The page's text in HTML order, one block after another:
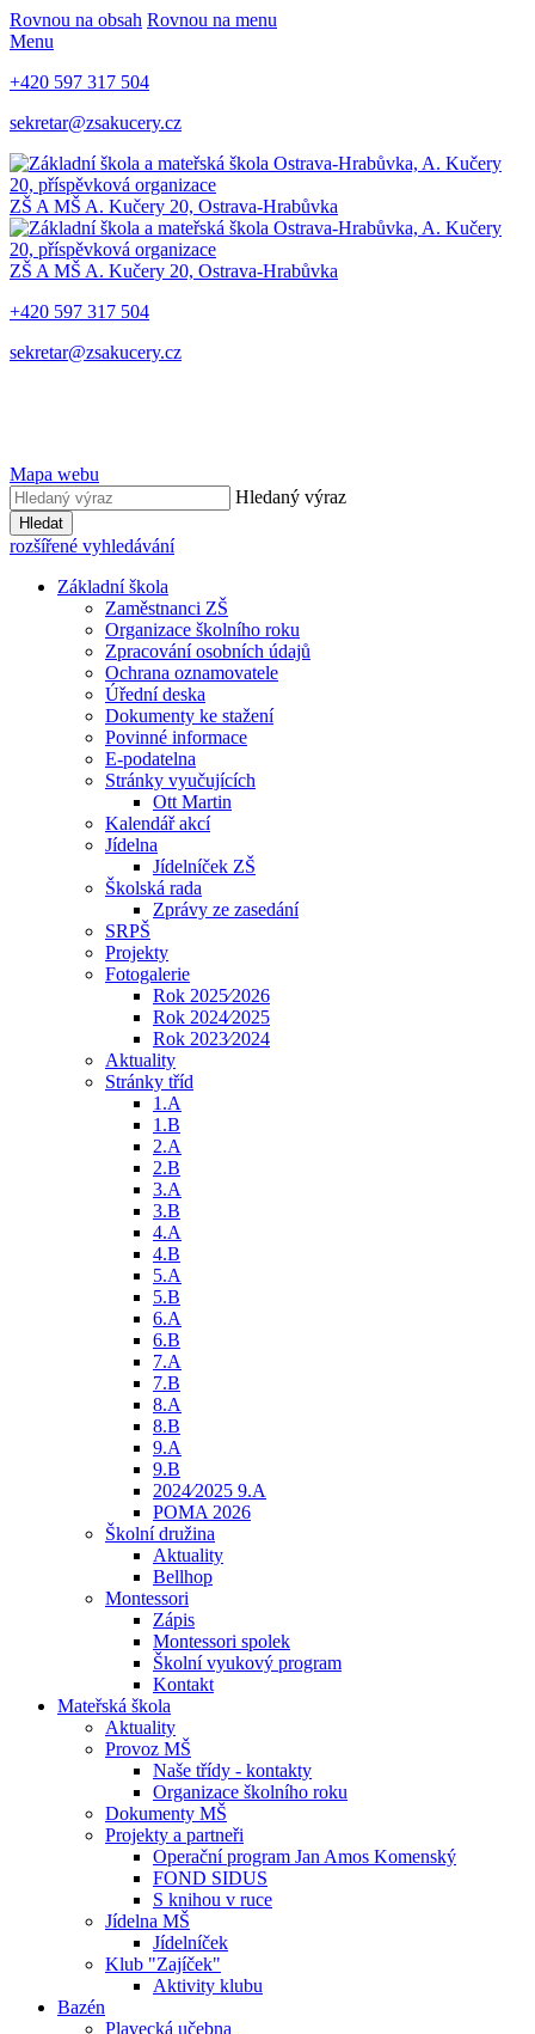
Rovnou na obsah Rovnou na menu
Menu
+420 597 317 504
sekretar@zsakucery.cz
ZŠ A MŠ A. Kučery 20, Ostrava-Hrabůvka
ZŠ A MŠ A. Kučery 20, Ostrava-Hrabůvka
+420 597 317 504
sekretar@zsakucery.cz
Mapa webu
Hledaný výraz
Hledat
rozšířené vyhledávání
Základní škola
Zaměstnanci ZŠ
Organizace školního roku
Zpracování osobních údajů
Ochrana oznamovatele
Úřední deska
Dokumenty ke stažení
Povinné informace
E-podatelna
Stránky vyučujících
Ott Martin
Kalendář akcí
Jídelna
Jídelníček ZŠ
Školská rada
Zprávy ze zasedání
SRPŠ
Projekty
Fotogalerie
Rok 2025⁄2026
Rok 2024⁄2025
Rok 2023⁄2024
Aktuality
Stránky tříd
1.A
1.B
2.A
2.B
3.A
3.B
4.A
4.B
5.A
5.B
6.A
6.B
7.A
7.B
8.A
8.B
9.A
9.B
2024⁄2025 9.A
POMA 2026
Školní družina
Aktuality
Bellhop
Montessori
Zápis
Montessori spolek
Školní vyukový program
Kontakt
Mateřská škola
Aktuality
Provoz MŠ
Naše třídy - kontakty
Organizace školního roku
Dokumenty MŠ
Projekty a partneři
Operační program Jan Amos Komenský
FOND SIDUS
S knihou v ruce
Jídelna MŠ
Jídelníček
Klub "Zajíček"
Aktivity klubu
Bazén
Plavecká učebna